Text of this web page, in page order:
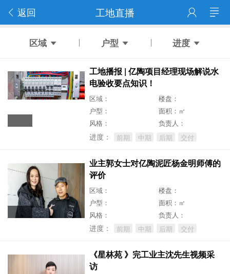
返回 工地直播
区域 户型 进度
工地播报 | 亿陶项目经理现场解说水
电验收要点知识！
区域：
楼盘：
户型：
面积：㎡
风格：
负责人：
进度： 前期 中期 后期 交付
业主郭女士对亿陶泥匠杨金明师傅的
评价
区域：
楼盘：
户型：
面积：㎡
风格：
负责人：
进度： 前期 中期 后期 交付
《星林苑 》完工业主沈先生视频采
访